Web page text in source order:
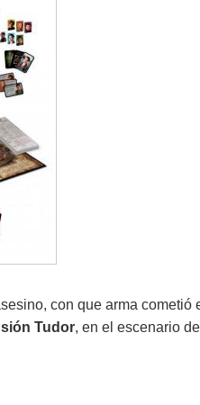
con que arma cometió
Tudor, en el escenario